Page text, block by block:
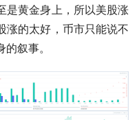
是黄金身上，所以美股涨
涨的太好，币市只能说不
叙事。